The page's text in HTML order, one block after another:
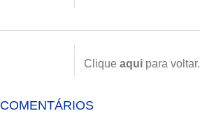
Clique aqui para voltar.
COMENTÁRIOS